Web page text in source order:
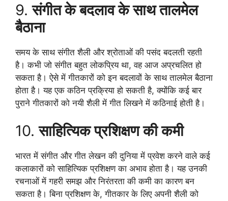
9.संगीत के बदलाव के साथ तालमेल
बैठाना
समय के साथ संगीत शैली और श्रोताओं की पसंद बदलती रहती
है। कभी जो संगीत बहुत लोकप्रिय था, वह आज अप्रचलित हो
सकता है। ऐसे में गीतकारों को इन बदलावों के साथ तालमेल बैठाना
होता है। यह एक कठिन प्रक्रिया हो सकती है, क्योंकि कई बार
पुराने गीतकारों को नयी शैली में गीत लिखने में कठिनाई होती है।
10.साहित्यिक प्रशिक्षण की कमी
भारत में संगीत और गीत लेखन की दुनिया में प्रवेश करने वाले कई
कलाकारों को साहित्यिक प्रशिक्षण का अभाव होता है। यह उनकी
रचनाओं में गहरी समझ और निरंतरता की कमी का कारण बन
सकता है। बिना प्रशिक्षण के, गीतकार के लिए अपनी शैली को